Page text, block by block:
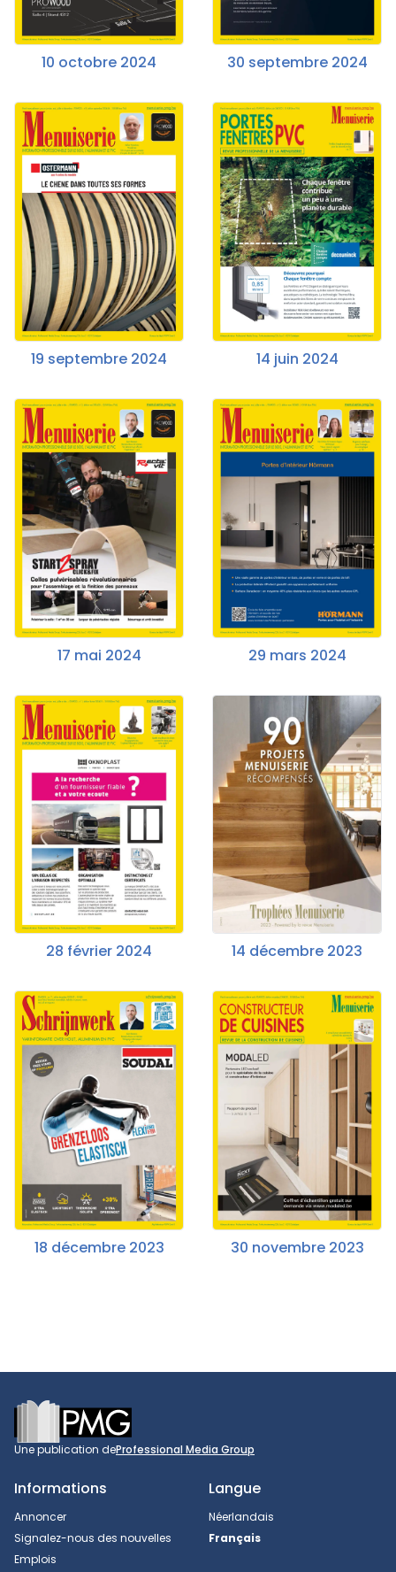
10 octobre 2024 30 septembre 2024
19 septembre 2024 14 juin 2024
17 mai 2024 29 mars 2024
28 février 2024 14 décembre 2023
18 décembre 2023 30 novembre 2023
Footer
Une publication deProfessional Media Group
Informations
Annoncer
Signalez-nous des nouvelles
Emplois
Langue
Néerlandais
Français